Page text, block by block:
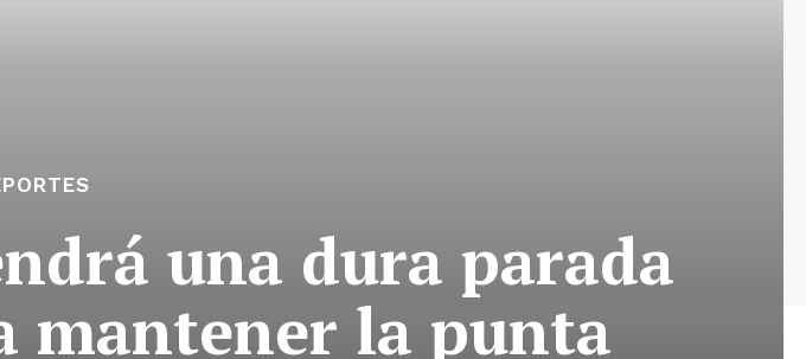
una dura parada
mantener la punta